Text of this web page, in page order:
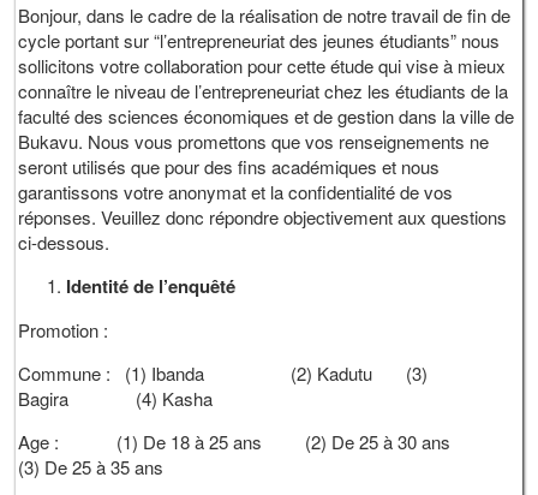
Bonjour, dans le cadre de la réalisation de notre travail de fin de
cycle portant sur “l’entrepreneuriat des jeunes étudiants” nous
sollicitons votre collaboration pour cette étude qui vise à mieux
connaître le niveau de l’entrepreneuriat chez les étudiants de la
faculté des sciences économiques et de gestion dans la ville de
Bukavu. Nous vous promettons que vos renseignements ne
seront utilisés que pour des fins académiques et nous
garantissons votre anonymat et la confidentialité de vos
réponses. Veuillez donc répondre objectivement aux questions
ci-dessous.
Identité de l’enquêté
Promotion :
Commune : (1) Ibanda (2) Kadutu (3)
Bagira (4) Kasha
Age : (1) De 18 à 25 ans (2) De 25 à 30 ans
(3) De 25 à 35 ans